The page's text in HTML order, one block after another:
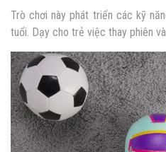
Trò chơi này phát triển các kỹ
tuổi. Dạy cho trẻ việc thay phiên